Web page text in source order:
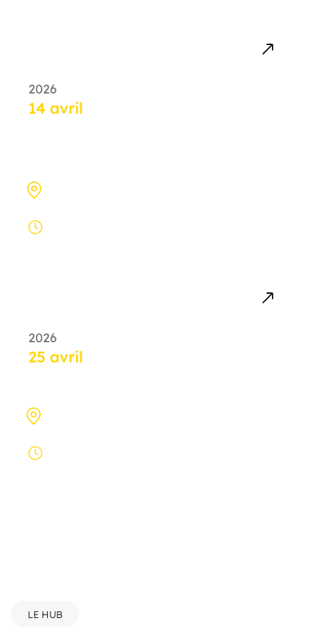
2026
14 avril
2026
25 avril
LE HUB